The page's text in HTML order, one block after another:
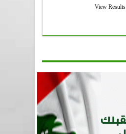
View Results